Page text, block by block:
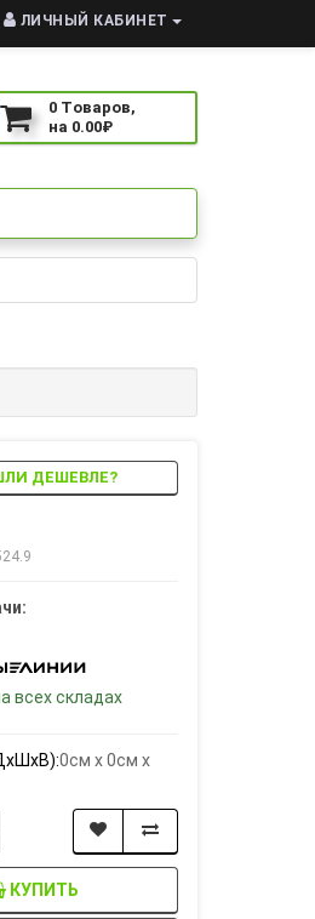
ЛИЧНЫЙ КАБИНЕТ
0 Tоваров,
на 0.00₽
ДЕШЕВЛЕ?
всех складах
0см x 0см x
КУПИТЬ